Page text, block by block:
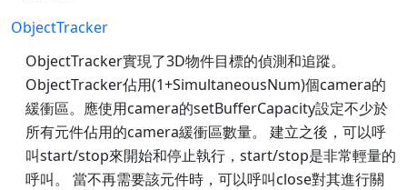
ObjectTracker
ObjectTracker實現了3D物件目標的偵測和追蹤。
ObjectTracker佔用(1+SimultaneousNum)個camera的
緩衝區。應使用camera的setBufferCapacity設定不少於
所有元件佔用的camera緩衝區數量。 建立之後，可以呼
叫start/stop來開始和停止執行，start/stop是非常輕量的
呼叫。 當不再需要該元件時，可以呼叫close對其進行關